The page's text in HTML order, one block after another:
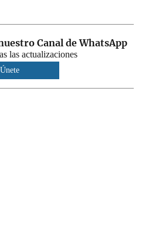
Canal de WhatsApp
las actualizaciones
Únete